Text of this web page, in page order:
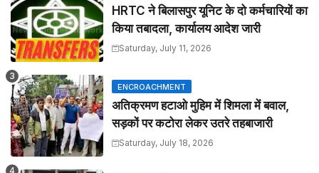
HRTC ने बिलासपुर यूनिट के दो कर्मचारियों का
किया तबादला, कार्यालय आदेश जारी
Saturday, July 11, 2026
ENCROACHMENT
अतिक्रमण हटाओ मुहिम में शिमला में बवाल,
सड़कों पर कटोरा लेकर उतरे तहबाजारी
Saturday, July 18, 2026